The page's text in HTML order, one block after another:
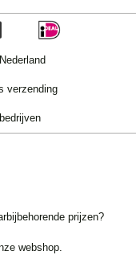
verzending
prijzen?
webshop.